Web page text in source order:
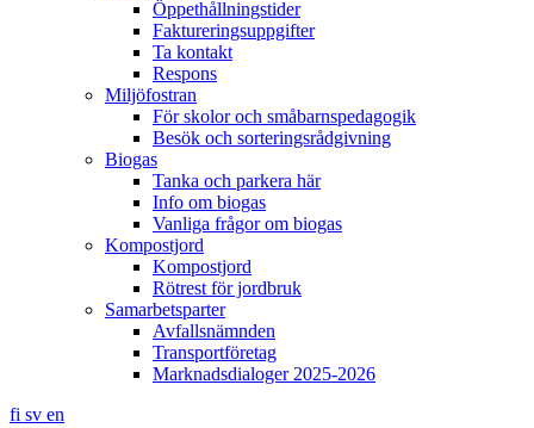
Öppethållningstider
Faktureringsuppgifter
Ta kontakt
Respons
Miljöfostran
För skolor och småbarnspedagogik
Besök och sorteringsrådgivning
Biogas
Tanka och parkera här
Info om biogas
Vanliga frågor om biogas
Kompostjord
Kompostjord
Rötrest för jordbruk
Samarbetsparter
Avfallsnämnden
Transportföretag
Marknadsdialoger 2025-2026
fi sv en